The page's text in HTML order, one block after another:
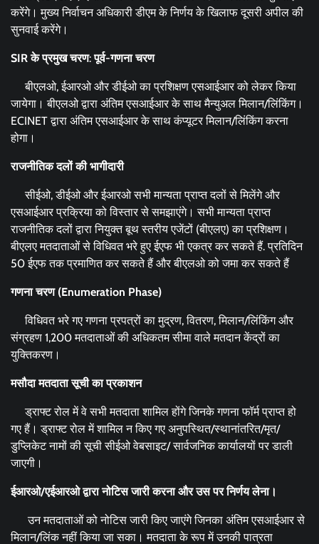
करेंगे। मुख्य निर्वाचन अधिकारी डीएम के निर्णय के खिलाफ दूसरी अपील की
सुनवाई करेंगे।
SIRके प्रमुख चरण:पूर्व-गणना चरण
बीएलओ, ईआरओ और डीईओ का प्रशिक्षण एसआईआर को लेकर किया
जायेगा। बीएलओ द्वारा अंतिम एसआईआर के साथ मैन्युअल मिलान/लिंकिंग।
ECINET द्वारा अंतिम एसआईआर के साथ कंप्यूटर मिलान/लिंकिंग करना
होगा।
राजनीतिक दलों की भागीदारी
सीईओ, डीईओ और ईआरओ सभी मान्यता प्राप्त दलों से मिलेंगे और
एसआईआर प्रक्रिया को विस्तार से समझाएंगे। सभी मान्यता प्राप्त
राजनीतिक दलों द्वारा नियुक्त बूथ स्तरीय एजेंटों (बीएलए) का प्रशिक्षण।
बीएलए मतदाताओं से विधिवत भरे हुए ईएफ भी एकत्र कर सकते हैं. प्रतिदिन
50 ईएफ तक प्रमाणित कर सकते हैं और बीएलओ को जमा कर सकते हैं
गणना चरण (Enumeration Phase)
विधिवत भरे गए गणना प्रपत्रों का मुद्रण, वितरण, मिलान/लिंकिंग और
संग्रहण 1,200 मतदाताओं की अधिकतम सीमा वाले मतदान केंद्रों का
युक्तिकरण।
मसौदा मतदाता सूची का प्रकाशन
ड्राफ्ट रोल में वे सभी मतदाता शामिल होंगे जिनके गणना फॉर्म प्राप्त हो
गए हैं। ड्राफ्ट रोल में शामिल न किए गए अनुपस्थित/स्थानांतरित/मृत/
डुप्लिकेट नामों की सूची सीईओ वेबसाइट/ सार्वजनिक कार्यालयों पर डाली
जाएगी।
ईआरओ/एईआरओ द्वारा नोटिस जारी करना और उस पर निर्णय लेना।
उन मतदाताओं को नोटिस जारी किए जाएंगे जिनका अंतिम एसआईआर से
मिलान/लिंक नहीं किया जा सका। मतदाता के रूप में उनकी पात्रता